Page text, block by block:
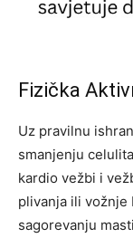
Fizička
Uz pravilnu
smanjenju
kardio vežbi i
plivanja ili vožnje
sagorevanju